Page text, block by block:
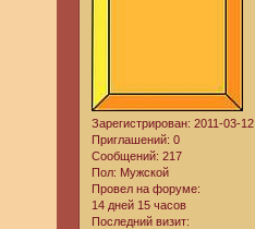
Зарегистрирован: 2011-03-12
Приглашений: 0
Сообщений: 217
Пол: Мужской
Провел на форуме:
14 дней 15 часов
Последний визит: